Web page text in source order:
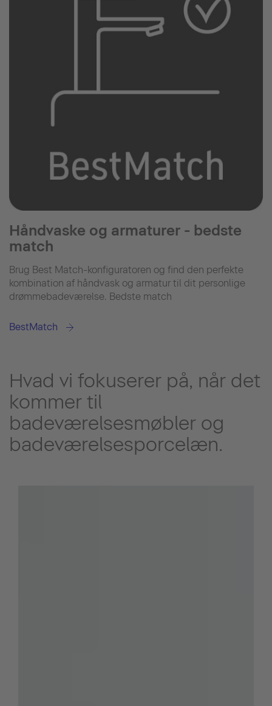
Håndvaske og armaturer - bedste
match
Brug Best Match-konfiguratoren og find den perfekte
kombination af håndvask og armatur til dit personlige
drømmebadeværelse. Bedste match
BestMatch
Hvad vi fokuserer på, når det
kommer til
badeværelsesmøbler og
badeværelsesporcelæn.